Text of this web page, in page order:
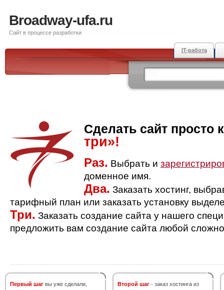
Broadway-ufa.ru
Сайт в процессе разработки
IT-работа
Сделать сайт просто
три»!
Раз. Выбрать и
доменное имя.
Два. Заказать хостинг,
тарифный план или заказать установку
Три. Заказать создание сайта у нашего
предложить вам создание сайта любой
Первый шаг вы уже сделали,
Второй шаг - заказ хостинга из